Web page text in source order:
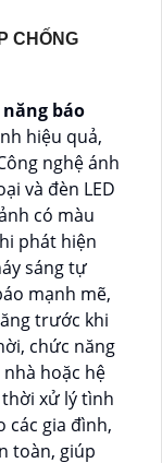
CHỐNG
báo
hiệu quả,
nghệ ánh
và đèn LED
có màu
phát hiện
sáng tự
mạnh mẽ,
trước khi
chức năng
hoặc hệ
xử lý tình
các gia đình,
toàn, giúp